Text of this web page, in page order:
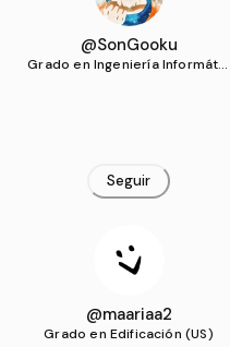
@SonGooku
Grado en Ingeniería Informátic
Seguir
@maariaa2
Grado en Edificación (US)